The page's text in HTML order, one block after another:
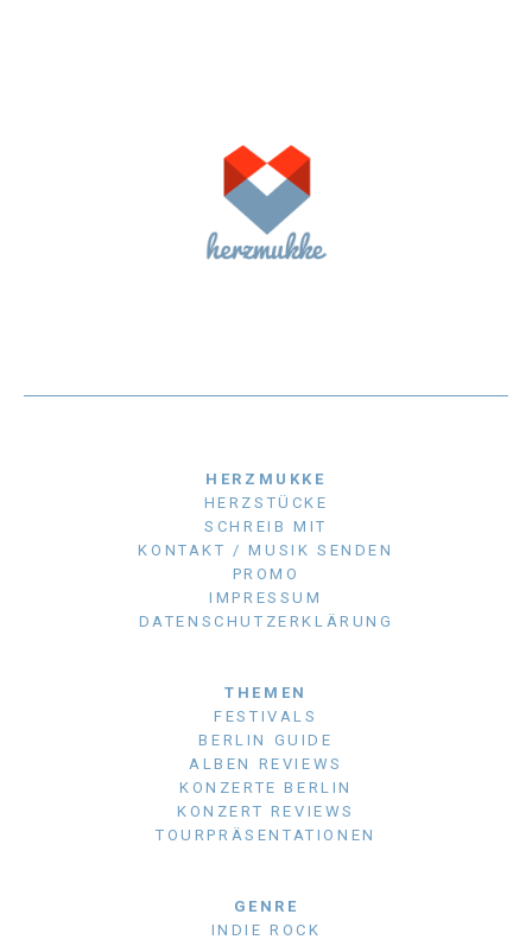
HERZMUKKE
HERZSTÜCKE
SCHREIB MIT
KONTAKT / MUSIK SENDEN
PROMO
IMPRESSUM
DATENSCHUTZERKLÄRUNG
THEMEN
FESTIVALS
BERLIN GUIDE
ALBEN REVIEWS
KONZERTE BERLIN
KONZERT REVIEWS
TOURPRÄSENTATIONEN
GENRE
INDIE ROCK